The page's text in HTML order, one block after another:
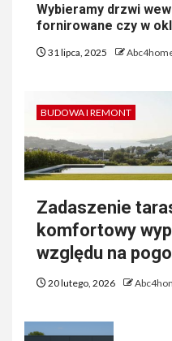
Wybieramy drzwi
fornirowane czy w
31 lipca, 2025
BUDOWA I REMONT
Zadaszenie
komfortowy
względu na
20 lutego, 2026